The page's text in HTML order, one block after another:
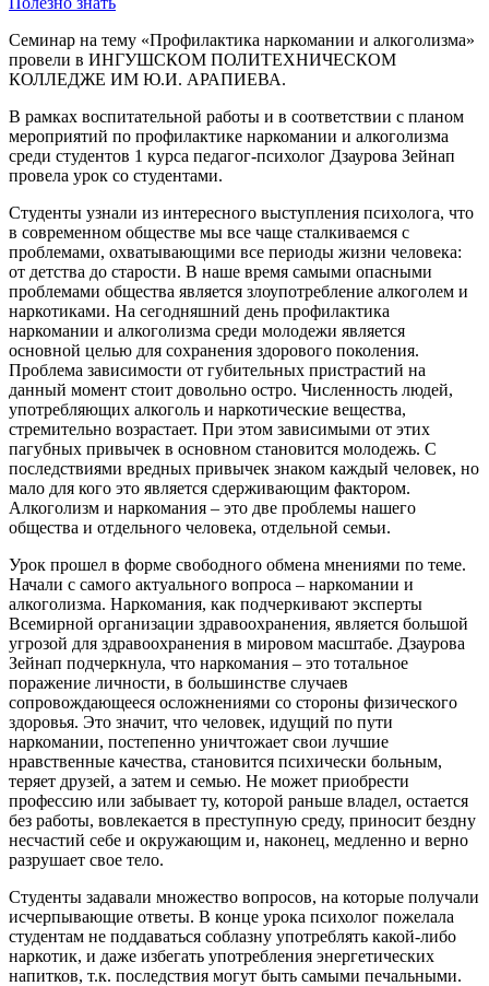
Семинар на тему «Профилактика наркомании и алкоголизма»
провели в ИНГУШСКОМ ПОЛИТЕХНИЧЕСКОМ
КОЛЛЕДЖЕ ИМ Ю.И. АРАПИЕВА.
В рамках воспитательной работы и в соответствии с планом
мероприятий по профилактике наркомании и алкоголизма
среди студентов 1 курса педагог-психолог Дзаурова Зейнап
провела урок со студентами.
Студенты узнали из интересного выступления психолога, что
в современном обществе мы все чаще сталкиваемся с
проблемами, охватывающими все периоды жизни человека:
от детства до старости. В наше время самыми опасными
проблемами общества является злоупотребление алкоголем и
наркотиками. На сегодняшний день профилактика
наркомании и алкоголизма среди молодежи является
основной целью для сохранения здорового поколения.
Проблема зависимости от губительных пристрастий на
данный момент стоит довольно остро. Численность людей,
употребляющих алкоголь и наркотические вещества,
стремительно возрастает. При этом зависимыми от этих
пагубных привычек в основном становится молодежь. С
последствиями вредных привычек знаком каждый человек, но
мало для кого это является сдерживающим фактором.
Алкоголизм и наркомания – это две проблемы нашего
общества и отдельного человека, отдельной семьи.
Урок прошел в форме свободного обмена мнениями по теме.
Начали с самого актуального вопроса – наркомании и
алкоголизма. Наркомания, как подчеркивают эксперты
Всемирной организации здравоохранения, является большой
угрозой для здравоохранения в мировом масштабе. Дзаурова
Зейнап подчеркнула, что наркомания – это тотальное
поражение личности, в большинстве случаев
сопровождающееся осложнениями со стороны физического
здоровья. Это значит, что человек, идущий по пути
наркомании, постепенно уничтожает свои лучшие
нравственные качества, становится психически больным,
теряет друзей, а затем и семью. Не может приобрести
профессию или забывает ту, которой раньше владел, остается
без работы, вовлекается в преступную среду, приносит бездну
несчастий себе и окружающим и, наконец, медленно и верно
разрушает свое тело.
Студенты задавали множество вопросов, на которые получали
исчерпывающие ответы. В конце урока психолог пожелала
студентам не поддаваться соблазну употреблять какой-либо
наркотик, и даже избегать употребления энергетических
напитков, т.к. последствия могут быть самыми печальными.